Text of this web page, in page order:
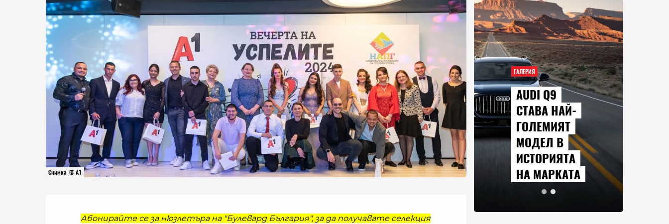
Снимка: © А1
Абонирайте се за нюзлетъра на "Булевард България", за да получавате селекция
ГАЛЕРИЯ
AUDI Q9
СТАВА НАЙ-
ГОЛЕМИЯТ
МОДЕЛ В
ИСТОРИЯТА
НА МАРКАТА